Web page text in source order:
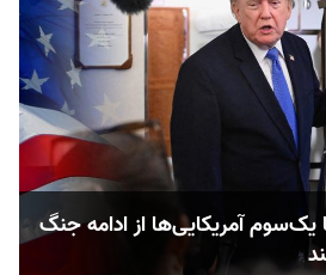
آمریکایی‌ها از ادامه جنگ